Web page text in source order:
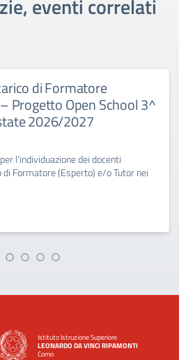
eventi correlati
di Formatore
Progetto Open School 3^
2026/2027
l'individuazione dei docenti
Formatore (Esperto) e/o Tutor nei
Istituto Istruzione Superiore
LEONARDO DA VINCI RIPAMONTI
Como